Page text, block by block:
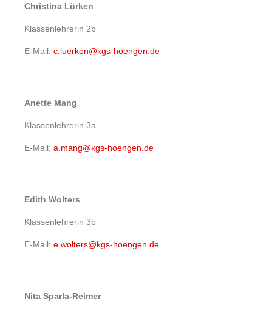
Christina Lürken
Klassenlehrerin 2b
E-Mail: c.luerken@kgs-hoengen.de
Anette Mang
Klassenlehrerin 3a
E-Mail: a.mang@kgs-hoengen.de
Edith Wolters
Klassenlehrerin 3b
E-Mail: e.wolters@kgs-hoengen.de
Nita Sparla-Reimer